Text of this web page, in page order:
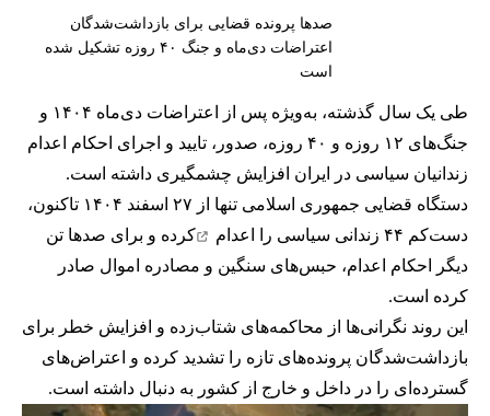
صدها پرونده قضایی برای بازداشت‌شدگان
اعتراضات دی‌ماه و جنگ ۴۰ روزه تشکیل شده
است
طی یک سال گذشته، به‌ویژه پس از اعتراضات دی‌ماه ۱۴۰۴ و
جنگ‌های ۱۲ روزه و ۴۰ روزه، صدور، تایید و اجرای احکام اعدام
زندانیان سیاسی در ایران افزایش چشمگیری داشته است.
دستگاه قضایی جمهوری اسلامی تنها از ۲۷ اسفند ۱۴۰۴ تاکنون،
دست‌کم ۴۴ زندانی سیاسی را
اعدام
کرده و برای صدها تن
دیگر احکام اعدام، حبس‌های سنگین و مصادره اموال صادر
کرده است.
این روند نگرانی‌ها از محاکمه‌های شتاب‌زده و افزایش خطر برای
بازداشت‌شدگان پرونده‌های تازه را تشدید کرده و اعتراض‌های
گسترده‌ای را در داخل و خارج از کشور به دنبال داشته است.